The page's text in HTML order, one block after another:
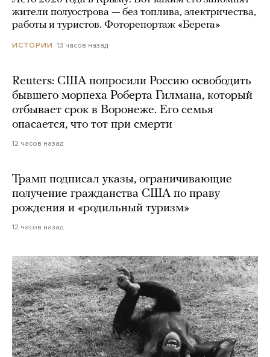
жители полуострова — без топлива, электричества,
работы и туристов. Фоторепортаж «Берега»
ИСТОРИИ 13 часов назад
Reuters: США попросили Россию освободить
бывшего морпеха Роберта Гилмана, который
отбывает срок в Воронеже. Его семья
опасается, что тот при смерти
12 часов назад
Трамп подписал указы, ограничивающие
получение гражданства США по праву
рождения и «родильный туризм»
12 часов назад